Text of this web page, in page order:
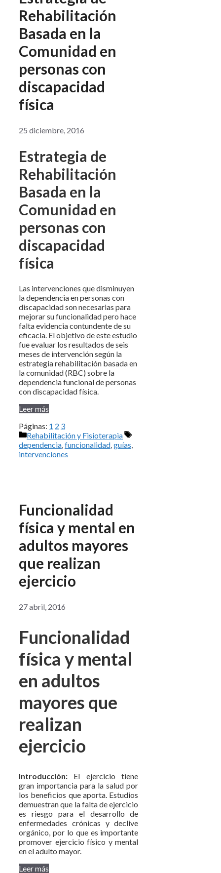
Rehabilitación
Basada en la
Comunidad en
personas con
discapacidad
física
25 diciembre, 2016
Estrategia de
Rehabilitación
Basada en la
Comunidad en
personas con
discapacidad
física
Las intervenciones que disminuyen
la dependencia en personas con
discapacidad son necesarias para
mejorar su funcionalidad pero hace
falta evidencia contundente de su
eficacia. El objetivo de este estudio
fue evaluar los resultados de seis
meses de intervención según la
estrategia rehabilitación basada en
la comunidad (RBC) sobre la
dependencia funcional de personas
con discapacidad física.
Leer más
Páginas: 1 2 3
Categorías
Rehabilitación y Fisioterapia
Etiquetas
dependencia,funcionalidad,guías,
intervenciones
Funcionalidad
física y mental en
adultos mayores
que realizan
ejercicio
27 abril, 2016
Funcionalidad
física y mental
en adultos
mayores que
realizan
ejercicio
Introducción: El ejercicio tiene
gran importancia para la salud por
los beneficios que aporta. Estudios
demuestran que la falta de ejercicio
es riesgo para el desarrollo de
enfermedades crónicas y declive
orgánico, por lo que es importante
promover ejercicio físico y mental
en el adulto mayor.
Leer más